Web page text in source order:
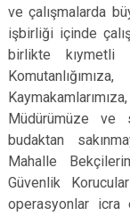
ve çalışmalarda
işbirliği içinde
birlikte kıymetli
Müdürümüze ve
budaktan
Mahalle
Güvenlik
operasyonlar icra